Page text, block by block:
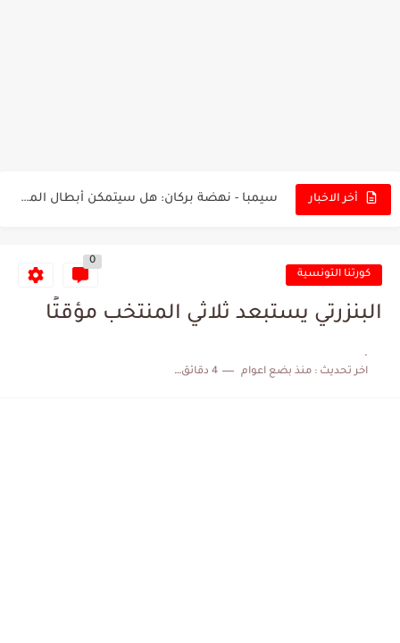
أخر الاخبار سيمبا - نهضة بركان: هل سيتمكن أبطال المغرب من الحفاظ...
البرنامج الكامل لنهائي البطولة بين الاتحاد المنستيري والنادي الإفريقي كورتنا التونسية
0
البنزرتي يستبعد ثلاثي المنتخب مؤقتًا
.
اخر تحديث :منذ بضع اعوام 4 دقائق للقراءة